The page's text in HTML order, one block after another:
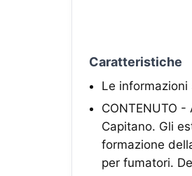
Caratteristiche
Le
CONTENUTO
Capitano. Gli
formazione
per fumatori.